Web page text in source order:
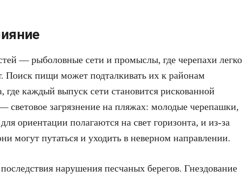
— рыболовные сети и промыслы, где черепахи легко
Поиск пищи может подталкивать их к районам
где каждый выпуск сети становится рискованной
световое загрязнение на пляжах: молодые черепашки,
ориентации полагаются на свет горизонта, и из-за
могут путаться и уходить в неверном направлении.
нарушения песчаных берегов. Гнездование